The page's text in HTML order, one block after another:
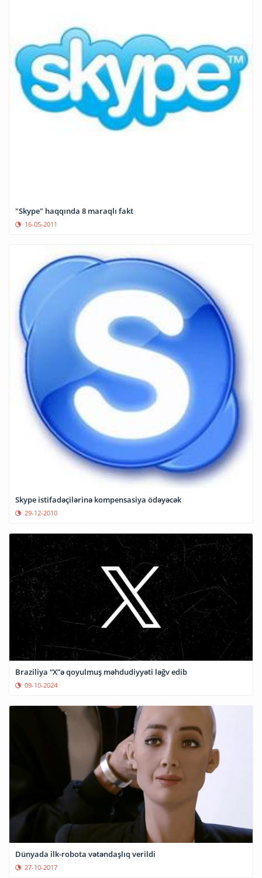
"Skype" haqqında 8 maraqlı fakt
16-05-2011
Skype istifadəçilərinə kompensasiya ödəyəcək
29-12-2010
Braziliya “X”ə qoyulmuş məhdudiyyəti ləğv edib
09-10-2024
Dünyada ilk-robota vətəndaşlıq verildi
27-10-2017